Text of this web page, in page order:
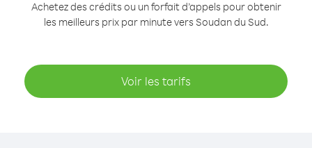
Achetez des crédits ou un forfait d’appels pour obtenir
les meilleurs prix par minute vers Soudan du Sud.
Voir les tarifs